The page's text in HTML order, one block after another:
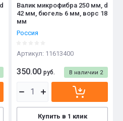
Валик микрофибра 250 мм, d
42 мм, бюгель 6 мм, ворс 18
мм
Россия
Артикул: 11613400
В наличии 2
350.00 руб.
Купить в 1 клик